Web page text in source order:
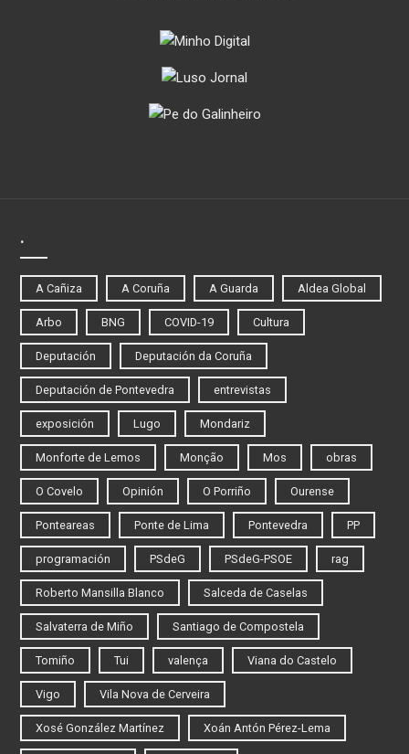
.
A Cañiza A Coruña A Guarda Aldea Global
Arbo BNG COVID-19 Cultura
Deputación Deputación da Coruña
Deputación de Pontevedra entrevistas
exposición Lugo Mondariz
Monforte de Lemos Monção Mos obras
O Covelo Opinión O Porriño Ourense
Ponteareas Ponte de Lima Pontevedra PP
programación PSdeG PSdeG-PSOE rag
Roberto Mansilla Blanco Salceda de Caselas
Salvaterra de Miño Santiago de Compostela
Tomiño Tui valença Viana do Castelo
Vigo Vila Nova de Cerveira
Xosé González Martínez Xoán Antón Pérez-Lema